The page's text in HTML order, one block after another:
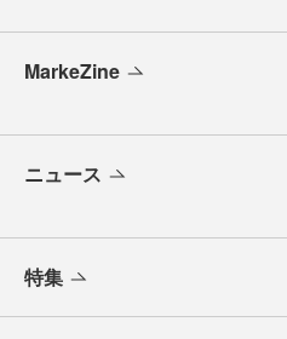
MarkeZine
ニュース
特集